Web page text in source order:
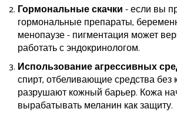
Гормональные скачки- если вы
гормональные препараты,
менопаузе - пигментация может
работать с эндокринологом.
Использование агрессивных
спирт, отбеливающие средства без
разрушают кожный барьер. Кожа
вырабатывать меланин как защиту.